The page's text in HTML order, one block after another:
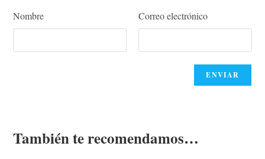
Nombre Correo electrónico
También te recomendamos…